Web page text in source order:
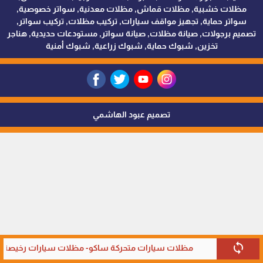
sync مظلات سيارات متحركة ساكو- مظلات سيارات رخيصة
مظلات خشبية, مظلات قماش, مظلات معدنية, سواتر خصوصية,
سواتر حماية, تجهيز مواقف سيارات, تركيب مظلات, تركيب سواتر,
تصميم برجولات, صيانة مظلات, صيانة سواتر, مستودعات حديدية, هناجر
تخزين, شبوك حماية, شبوك زراعية, شبوك أمنية
تصميم عبود الهاشمي